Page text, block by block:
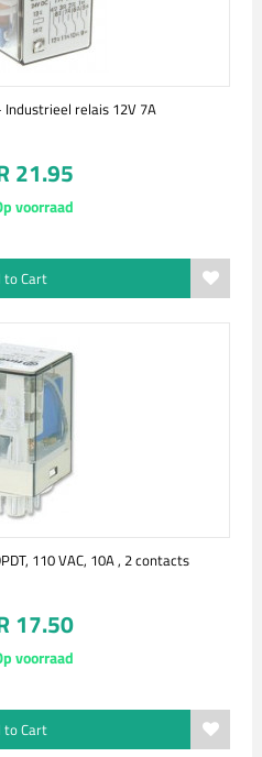
Industrieel relais 12V 7A
21.95
voorraad
to Cart
110 VAC, 10A , 2 contacts
17.50
voorraad
to Cart